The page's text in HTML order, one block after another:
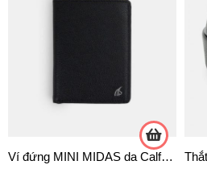
Ví đứng MINI MIDAS da Calfskin cao cấp